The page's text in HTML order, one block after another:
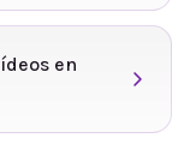
en